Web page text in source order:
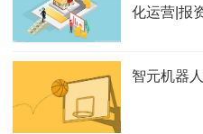
化运营|报
智元机器